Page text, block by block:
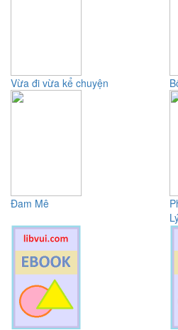
Vừa đi vừa kể chuyện
Đam Mê